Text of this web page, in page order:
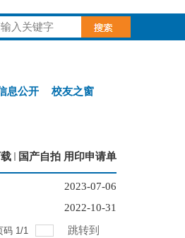
息公开
校友之窗
国产自拍 用印申请单
2023-07-06
2022-10-31
码 1/1 跳转到